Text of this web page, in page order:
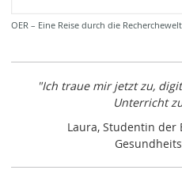
OER – Eine Reise durch die
"Ich traue mir jetzt zu,
Unterricht
Laura, Studentin der